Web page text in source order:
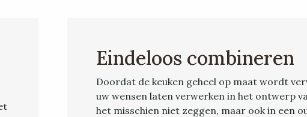
Eindeloos combineren
Doordat de keuken geheel op maat wordt
uw wensen laten verwerken in het ontwerp
het misschien niet zeggen, maar ook in een